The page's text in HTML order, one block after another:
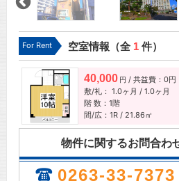
For Rent 空室情報（全 1件）
40,000 円 / 共益費：0円
敷/礼： 1.0ヶ月 / 1.0ヶ月
階 数：1階
間/広：1R / 21.86㎡
物件に関するお問合わ
0263-33-7373